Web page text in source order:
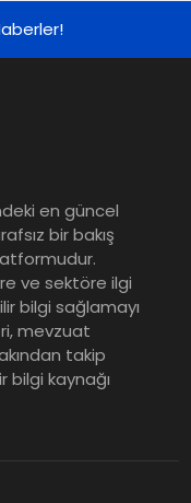
en güncel
bir bakış
ve sektöre ilgi
bilgi sağlamayı
mevzuat
takip
bilgi kaynağı